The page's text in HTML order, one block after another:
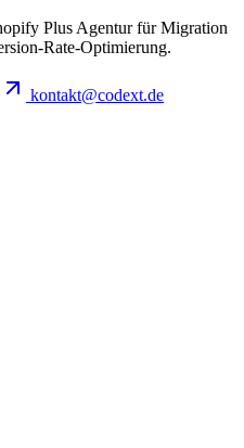
Plus Agentur für Migration
Rate-Optimierung.
kontakt@codext.de